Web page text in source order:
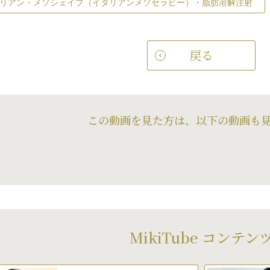
アン・メソシェイプ（イタリアンメソセラピー）・脂肪溶解注射
戻る
この動画を見た方は、以下の動画も
MikiTube コンテン